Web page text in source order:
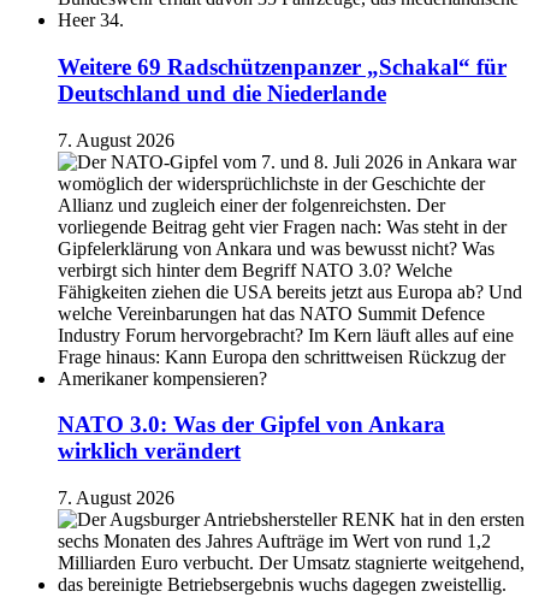
Weitere 69 Radschützenpanzer „Schakal“ für
Deutschland und die Niederlande
7. August 2026
NATO 3.0: Was der Gipfel von Ankara
wirklich verändert
7. August 2026